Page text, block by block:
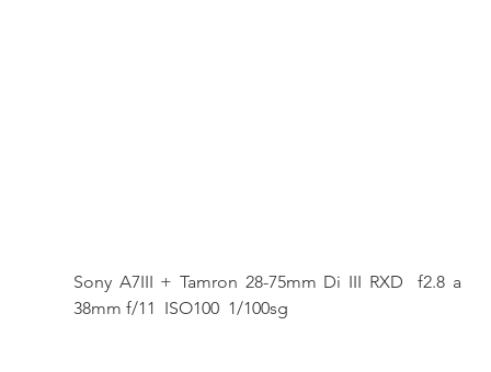
Sony A7III + Tamron 28-75mm Di III RXD  f2.8 a
38mm f/11  ISO100  1/100sg